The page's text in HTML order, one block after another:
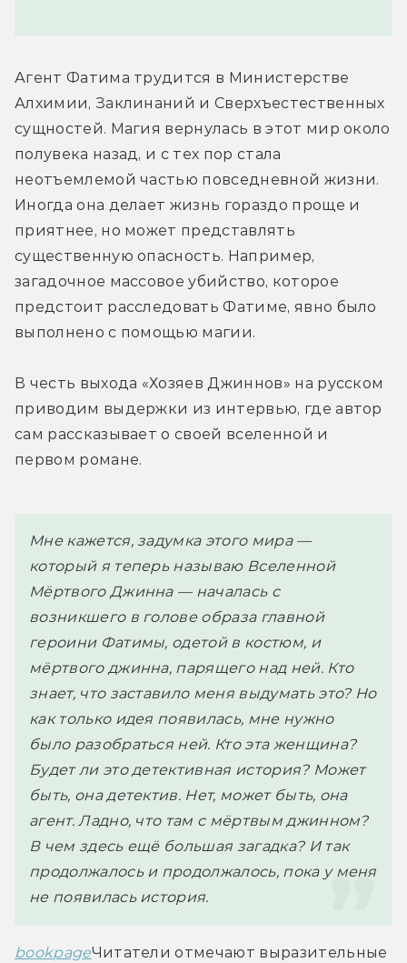
Агент Фатима трудится в Министерстве
Алхимии, Заклинаний и Сверхъестественных
сущностей. Магия вернулась в этот мир около
полувека назад, и с тех пор стала
неотъемлемой частью повседневной жизни.
Иногда она делает жизнь гораздо проще и
приятнее, но может представлять
существенную опасность. Например,
загадочное массовое убийство, которое
предстоит расследовать Фатиме, явно было
выполнено с помощью магии.
В честь выхода «Хозяев Джиннов» на русском
приводим выдержки из интервью, где автор
сам рассказывает о своей вселенной и
первом романе.
Мне кажется, задумка этого мира —
который я теперь называю Вселенной
Мёртвого Джинна — началась с
возникшего в голове образа главной
героини Фатимы, одетой в костюм, и
мёртвого джинна, парящего над ней. Кто
знает, что заставило меня выдумать это? Но
как только идея появилась, мне нужно
было разобраться ней. Кто эта женщина?
Будет ли это детективная история? Может
быть, она детектив. Нет, может быть, она
агент. Ладно, что там с мёртвым джинном?
В чем здесь ещё большая загадка? И так
продолжалось и продолжалось, пока у меня
не появилась история.
bookpageЧитатели отмечают выразительные